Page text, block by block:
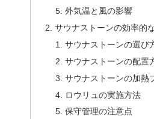
外気温と風の影響
サウナストーンの効率的
サウナストーンの選び
サウナストーンの配置
サウナストーンの加熱
ロウリュの実施方法
保守管理の注意点